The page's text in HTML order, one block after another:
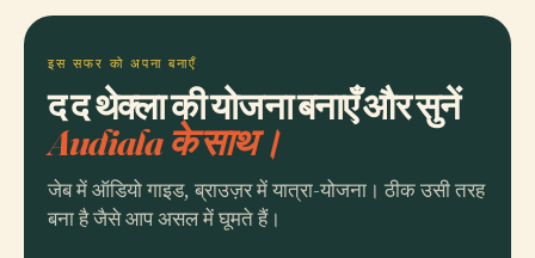
इस सफर को अपना बनाएँ
द द थेक्ला की योजना बनाएँ और सुनें
Audiala के साथ।
जेब में ऑडियो गाइड, ब्राउज़र में यात्रा-योजना। ठीक उसी तरह
बना है जैसे आप असल में घूमते हैं।